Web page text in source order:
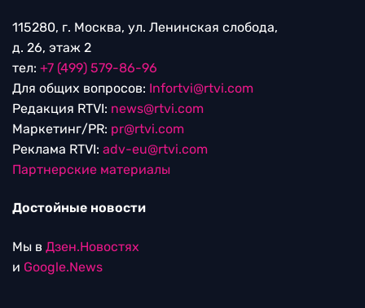
115280, г. Москва, ул. Ленинская слобода,
д. 26, этаж 2
тел: +7 (499) 579-86-96
Для общих вопросов: Infortvi@rtvi.com
Редакция RTVI: news@rtvi.com
Маркетинг/PR: pr@rtvi.com
Реклама RTVI: adv-eu@rtvi.com
Партнерские материалы
Достойные новости
Мы в Дзен.Новостях
и Google.News